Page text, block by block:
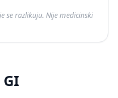
se razlikuju. Nije medicinski